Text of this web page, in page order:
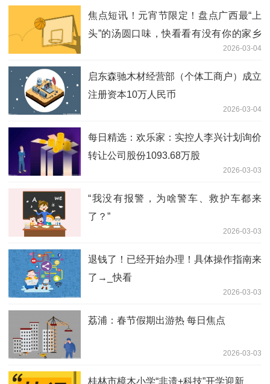
焦点短讯！元宵节限定！盘点广西最“上
头”的汤圆口味，快看看有没有你的家乡
2026-03-04
启东森驰木材经营部（个体工商户）成立
注册资本10万人民币
2026-03-04
每日精选：欢乐家：实控人李兴计划询价
转让公司股份1093.68万股
2026-03-03
“我没有报警，为啥警车、救护车都来
了？”
2026-03-03
退钱了！已经开始办理！具体操作指南来
了→_快看
2026-03-03
荔浦：春节假期出游热 每日焦点
2026-03-03
桂林市樟木小学“非遗+科技”开学迎新